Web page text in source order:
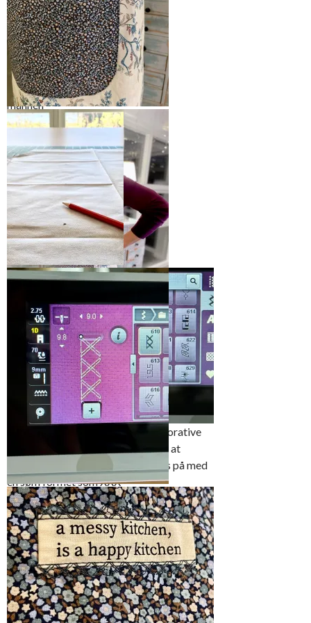
For beskrivelse av
hvordan stropp og
bindebånd er festet –
se link til blogginnlegg
“Nytt forklede til
mannen”
Kul plassering og litt rått
uttrykk har denne
merkelappen fått
Uffe endret formen på lommen så
den fikk avrundede hjørner
Selve lommestoffet var tynnere
enn forkledestoffet. Vi klippet to
lommeposer og vrengsydde dem
sammen for større stabilitet.
Dette medførte også at det ble
mye enklere å sy lommen på
På mønsteret er det
plassering av lommen.
Marker forsiktig med en
blyant
Uffes begeistring over alle de dekorative
sømmene var stor. Han ville gjerne at
merkelappen på lommen skulle sys på med
en søm formet som XXX
Til sist fant vi den riktige sømmen